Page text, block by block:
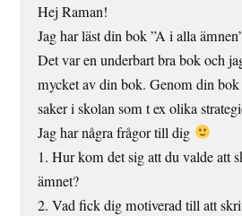
Hej Raman!
Jag har läst din bok ”A i alla
Det var en underbart bra bok och
mycket av din bok. Genom din
saker i skolan som t ex olika
Jag har några frågor till dig
1. Hur kom det sig att du valde att
ämnet?
2. Vad fick dig motiverad till att